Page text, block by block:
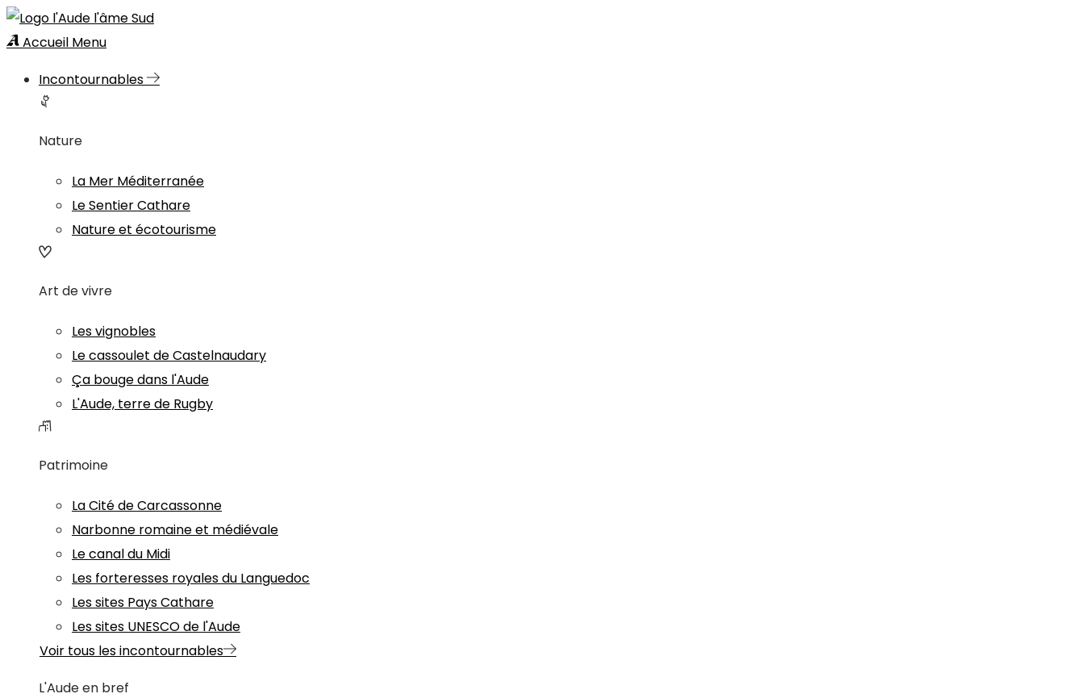
Accueil Menu
Incontournables
Nature
La Mer Méditerranée
Le Sentier Cathare
Nature et écotourisme
Art de vivre
Les vignobles
Le cassoulet de Castelnaudary
Ça bouge dans l'Aude
L'Aude, terre de Rugby
Patrimoine
La Cité de Carcassonne
Narbonne romaine et médiévale
Le canal du Midi
Les forteresses royales du Languedoc
Les sites Pays Cathare
Les sites UNESCO de l'Aude
Voir tous les incontournables
L'Aude en bref